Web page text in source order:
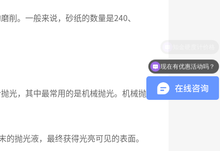
。一般来说，砂纸的数量是240、
光，其中最常用的是机械抛光。机械抛
抛光液，最终获得光亮可见的表面。
现在有优惠活动吗？